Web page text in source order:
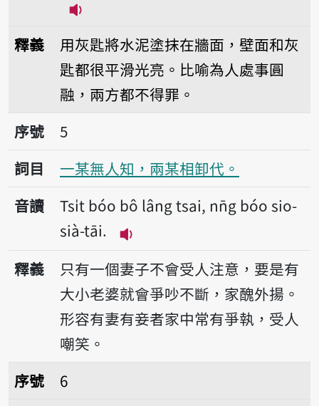
釋義
用灰匙將水泥塗抹在牆面，壁面和灰
匙都很平滑光亮。比喻為人處事圓
融，兩方都不得罪。
序號5一某無人知，兩某相卸代。
序號
5
詞目
一某無人知，兩某相卸代。
音讀
Tsi̍t bóo bô lâng tsai, nn̄g bóo sio-
sià-tāi.
播放音讀Tsi̍t bóo bô lâng
釋義
只有一個妻子不會受人注意，要是有
大小老婆就會爭吵不斷，家醜外揚。
形容有妻有妾者家中常有爭執，受人
嘲笑。
序號6一个某較好三个天公祖。
序號
6